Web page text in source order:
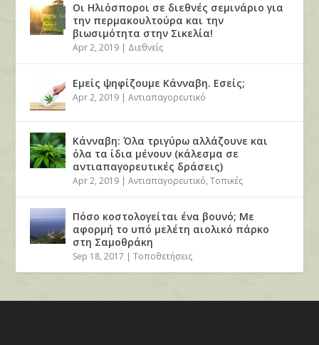
Οι Ηλιόσποροι σε διεθνές σεμινάριο για
την περμακουλτούρα και την
βιωσιμότητα στην Σικελία!
Apr 2, 2019 | Διεθνείς
Εμείς ψηφίζουμε Κάνναβη. Εσείς;
Apr 2, 2019 |Αντιαπαγορευτικό
Κάνναβη: Όλα τριγύρω αλλάζουνε και
όλα τα ίδια μένουν (κάλεσμα σε
αντιαπαγορευτικές δράσεις)
Apr 2, 2019 |Αντιαπαγορευτικό,Τοπικές
Πόσο κοστολογείται ένα βουνό; Με
αφορμή το υπό μελέτη αιολικό πάρκο
στη Σαμοθράκη
Sep 18, 2017 |Τοποθετήσεις